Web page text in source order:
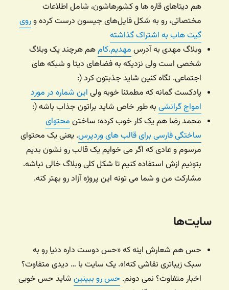
هم دیتاهای قاره ها و کشورهاشون، شامل اطلاعات
مختصاتی، رو به شکل فایل‌های جیسون درست کرده وروی
گیت هاب به اشتراک گذاشته
وبلاگ مهدی به آدرس مهدیم.کامهم هرچند یک وبلاگ
شخصی است ولی نزدیکه به فضاهای دیتا و شبکه های
اجتماعی. نگاه کنین شاید جذبتون کرد (:
پادکست گمانه که مطمئنا خوبه ولی این شماره در مورد
امواج گرانشی به طور خاص شاید براتون جذاب باشه (:
محمد رضا هم یک کار خوب کرده؛ ساختن محتوای
ساختگی فارسی برای قالب های وردپرس. یعنی یک محتوای
مرسوم و عادی که اگر می خوایم یک قالب رو نشون بدیم
بتونیم ازش استفاده کنیم تا شکل کلی وبلاگ خالی نباشه.
مشارکت من و شما می تونه این پروژه آزاد رو بهتر کنه.
سایت‌ها
حس هم شعارش اینه که «حس دوست داره دنیا رو به
سبک زیباتری نقاشی کنه!». یک سایت با … دیدی متفاوت؟
اخبار متفاوت؟ نمی دونم. حس رو ببینین شاید حس خوبی